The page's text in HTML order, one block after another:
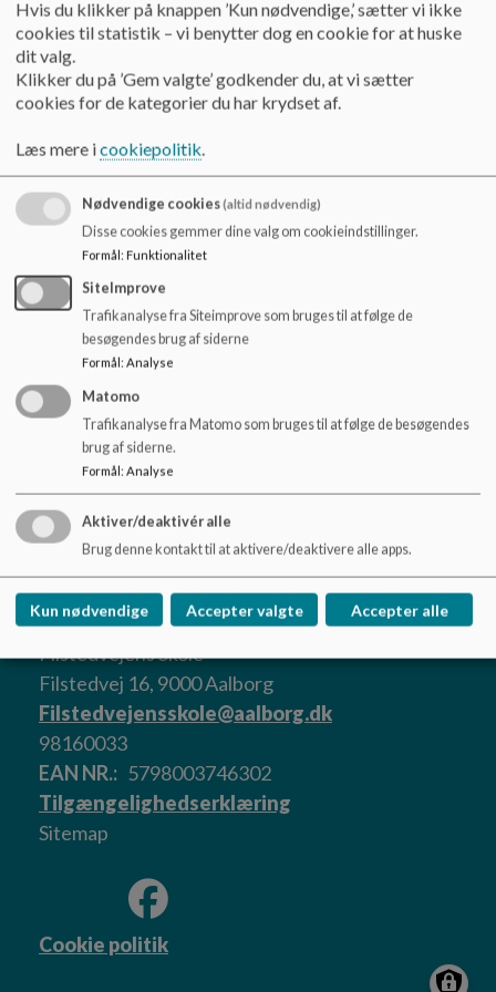
Der arbejdes altid med børnenes personlige, sociale og
sproglige kompetencer, som medinddrages i alle aktiviteter,
uanset hvilken anden kompetence, der arbejdes med. Der
lægges stor vægt på den sproglige opmærksomhed, som er
Her kan du læse mere om
indskolingen.
Indskolingen har fællessamlinger med blandt andet
morgensang.
I indskolingen arbejder vi med at overgange skal være så
gode som muligt, således også overgangen mellem indskoling
og mellemtrin.
Vi vil bygge videre på de ting, børnene har lært i børnehaven
og i deres første skoleår, så eleverne kan være klar til at
starte på mellemtrinnet i 3. klasse, hvor der er højere
forventninger om selvstændighed og ansvarlighed.
Selve undervisningen tager udgangspunkt i Fælles Mål, som
er en række bindende mål for, hvad eleverne skal kunne i de
forskellige fag på forskellige niveauer i folkeskolen. Eleverne
undervises som regel klassevis eller på hold. Inden for
klassens rammer er der undervisningsdifferentiering.
Filstedvejens Skole
Filstedvej 16, 9000 Aalborg
Filstedvejensskole@aalborg.dk
98160033
EAN NR.
5798003746302
Tilgængelighedserklæring
Sitemap
Cookie politik
Hvis du klikker på knappen ’Kun nødvendige,’ sætter vi ikke
cookies til statistik – vi benytter dog en cookie for at huske
dit valg.
Klikker du på ’Gem valgte’ godkender du, at vi sætter
cookies for de kategorier du har krydset af.
Læs mere icookiepolitik.
Nødvendige cookies(altid nødvendig)
Disse cookies gemmer dine valg om cookieindstillinger.
Formål: Funktionalitet
SiteImprove
Trafikanalyse fra Siteimprove som bruges til at følge de
besøgendes brug af siderne
Formål : Analyse
Matomo
Trafikanalyse fra Matomo som bruges til at følge de besøgendes
brug af siderne.
Formål: Analyse
Aktiver/deaktivér alle
Brug denne kontakt til at aktivere/deaktivere alle apps.
Kun nødvendige Accepter valgte Accepter alle